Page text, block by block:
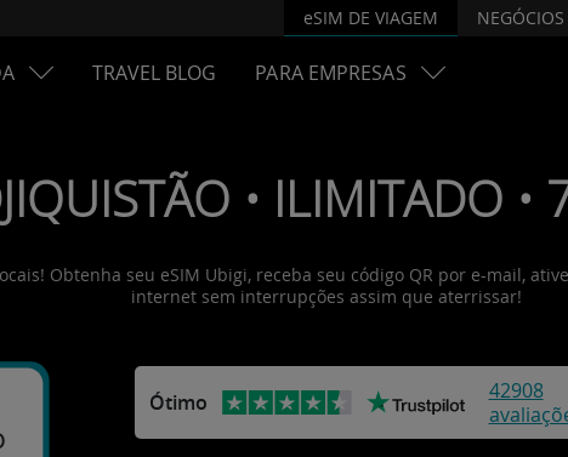
eSIM DE VIAGEM NEGÓCIOS
TRAVEL BLOG PARA EMPRESAS
• ILIMITADO •
Obtenha seu eSIM Ubigi, receba seu código QR por e-mail,
internet sem interrupções assim que aterrissar!
Ótimo
42908